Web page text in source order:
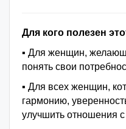
Для кого полезен
▪️ Для женщин,
понять свои
▪️ Для всех женщин,
гармонию,
улучшить отношения